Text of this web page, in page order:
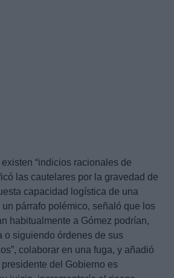
“indicios racionales de
las cautelares por la gravedad de
capacidad logística de una
párrafo polémico, señaló que los
habitualmente a Gómez podrían,
o siguiendo órdenes de sus
colaborar en una fuga, y añadió
del Gobierno es